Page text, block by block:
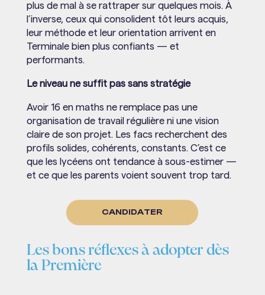
plus de mal à se rattraper sur quelques mois. À
l’inverse, ceux qui consolident tôt leurs acquis,
leur méthode et leur orientation arrivent en
Terminale bien plus confiants — et
performants.
Le niveau ne suffit pas sans stratégie
Avoir 16 en maths ne remplace pas une
organisation de travail régulière ni une vision
claire de son projet. Les facs recherchent des
profils solides, cohérents, constants. C’est ce
que les lycéens ont tendance à sous-estimer —
et ce que les parents voient souvent trop tard.
CANDIDATER
Les bons réflexes à adopter dès
la Première